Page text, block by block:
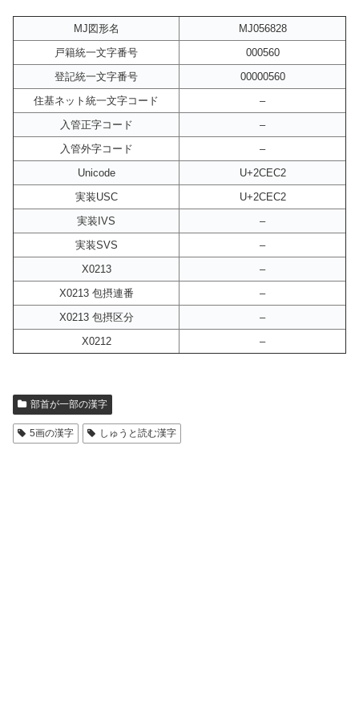
MJ図形名
MJ056828
戸籍統一文字番号
000560
登記統一文字番号
00000560
住基ネット統一文字コード
–
入管正字コード
–
入管外字コード
–
Unicode
U+2CEC2
実装USC
U+2CEC2
実装IVS
–
実装SVS
–
X0213
–
X0213 包摂連番
–
X0213 包摂区分
–
X0212
–
部首が一部の漢字
5画の漢字 しゅうと読む漢字